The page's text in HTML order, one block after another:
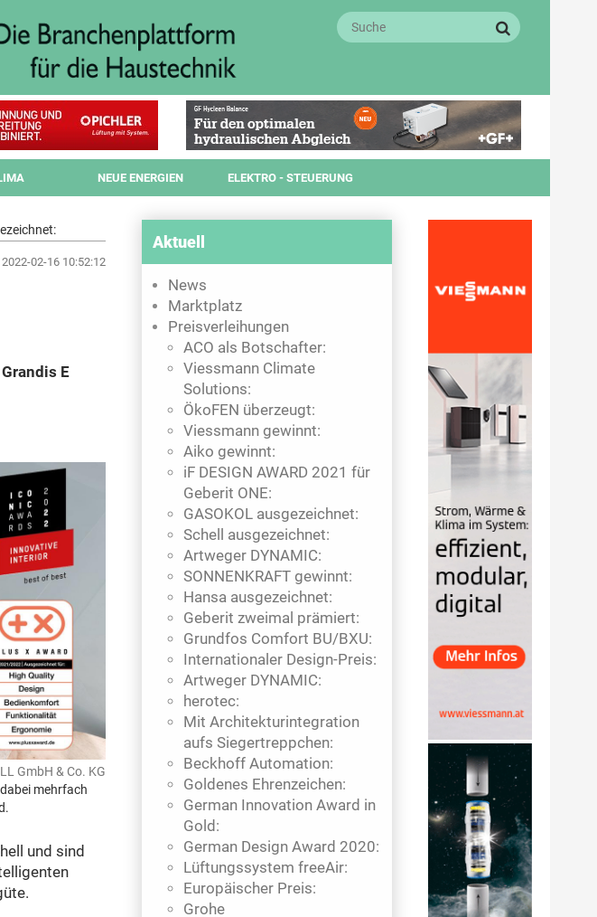
NEUE ENERGIEN ELEKTRO - STEUERUNG
2022-02-16 10:52:12
E
GmbH & Co. KG
mehrfach
und sind
Aktuell
News
Marktplatz
Preisverleihungen
ACO als Botschafter:
Viessmann Climate
Solutions:
ÖkoFEN überzeugt:
Viessmann gewinnt:
Aiko gewinnt:
iF DESIGN AWARD 2021 für
Geberit ONE:
GASOKOL ausgezeichnet:
Schell ausgezeichnet:
Artweger DYNAMIC:
SONNENKRAFT gewinnt:
Hansa ausgezeichnet:
Geberit zweimal prämiert:
Grundfos Comfort BU/BXU:
Internationaler Design-Preis:
Artweger DYNAMIC:
herotec:
Mit Architekturintegration
aufs Siegertreppchen:
Beckhoff Automation:
Goldenes Ehrenzeichen:
German Innovation Award in
Gold:
German Design Award 2020:
Lüftungssystem freeAir:
Europäischer Preis:
Grohe